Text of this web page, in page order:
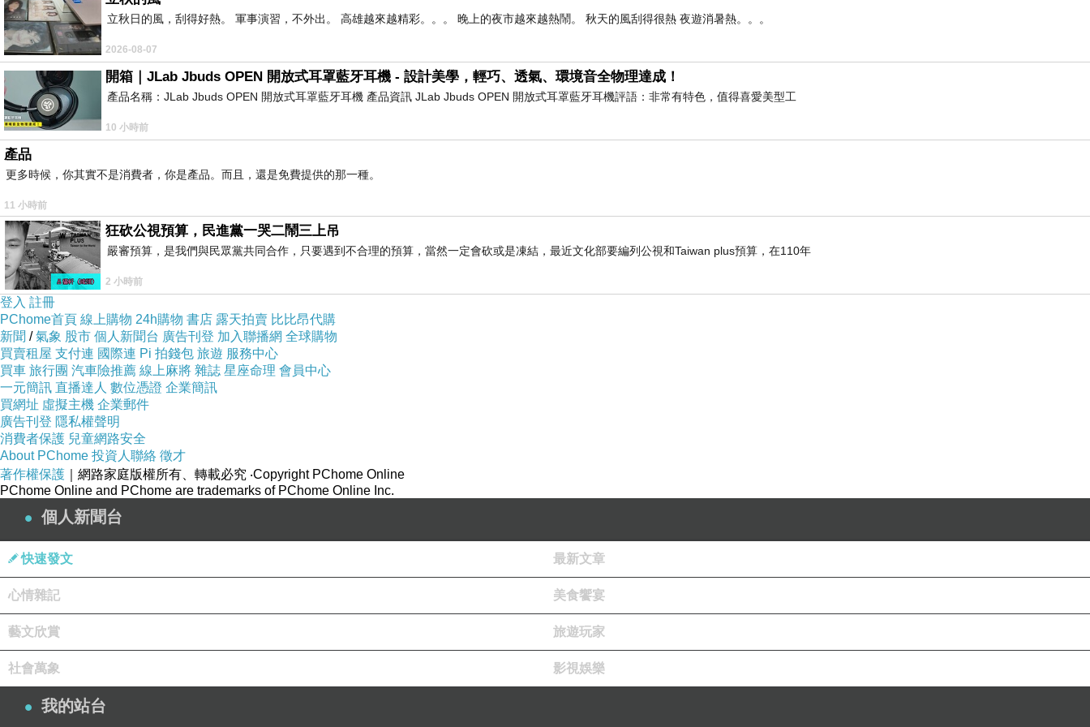
立秋日的風，刮得好熱。 軍事演習，不外出。 高雄越來越精彩。。。 晚上的夜市越來越熱鬧。 秋天的風刮得很熱 夜遊消暑熱。。。
2026-08-07
開箱｜JLab Jbuds OPEN 開放式耳罩藍牙耳機 - 設計美學，輕巧、透氣、環境音全物理達成！
產品名稱：JLab Jbuds OPEN 開放式耳罩藍牙耳機 產品資訊 JLab Jbuds OPEN 開放式耳罩藍牙耳機評語：非常有特色，值得喜愛美型工
10 小時前
產品
更多時候，你其實不是消費者，你是產品。而且，還是免費提供的那一種。
11 小時前
狂砍公視預算，民進黨一哭二鬧三上吊
嚴審預算，是我們與民眾黨共同合作，只要遇到不合理的預算，當然一定會砍或是凍結，最近文化部要編列公視和Taiwan plus預算，在110年
2 小時前
登入 註冊
PChome首頁 線上購物 24h購物 書店 露天拍賣 比比昂代購
新聞 /氣象 股市 個人新聞台 廣告刊登 加入聯播網 全球購物
買賣租屋 支付連 國際連 Pi 拍錢包 旅遊 服務中心
買車 旅行團 汽車險推薦 線上麻將 雜誌 星座命理 會員中心
一元簡訊 直播達人 數位憑證 企業簡訊
買網址 虛擬主機 企業郵件
廣告刊登 隱私權聲明
消費者保護 兒童網路安全
About PChome 投資人聯絡 徵才
著作權保護 ｜網路家庭版權所有、轉載必究 ‧Copyright PChome Online
PChome Online and PChome are trademarks of PChome Online Inc.
個人新聞台
快速發文 最新文章
心情雜記 美食饗宴
藝文欣賞 旅遊玩家
社會萬象 影視娛樂
我的站台